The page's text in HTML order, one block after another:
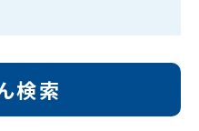
検索